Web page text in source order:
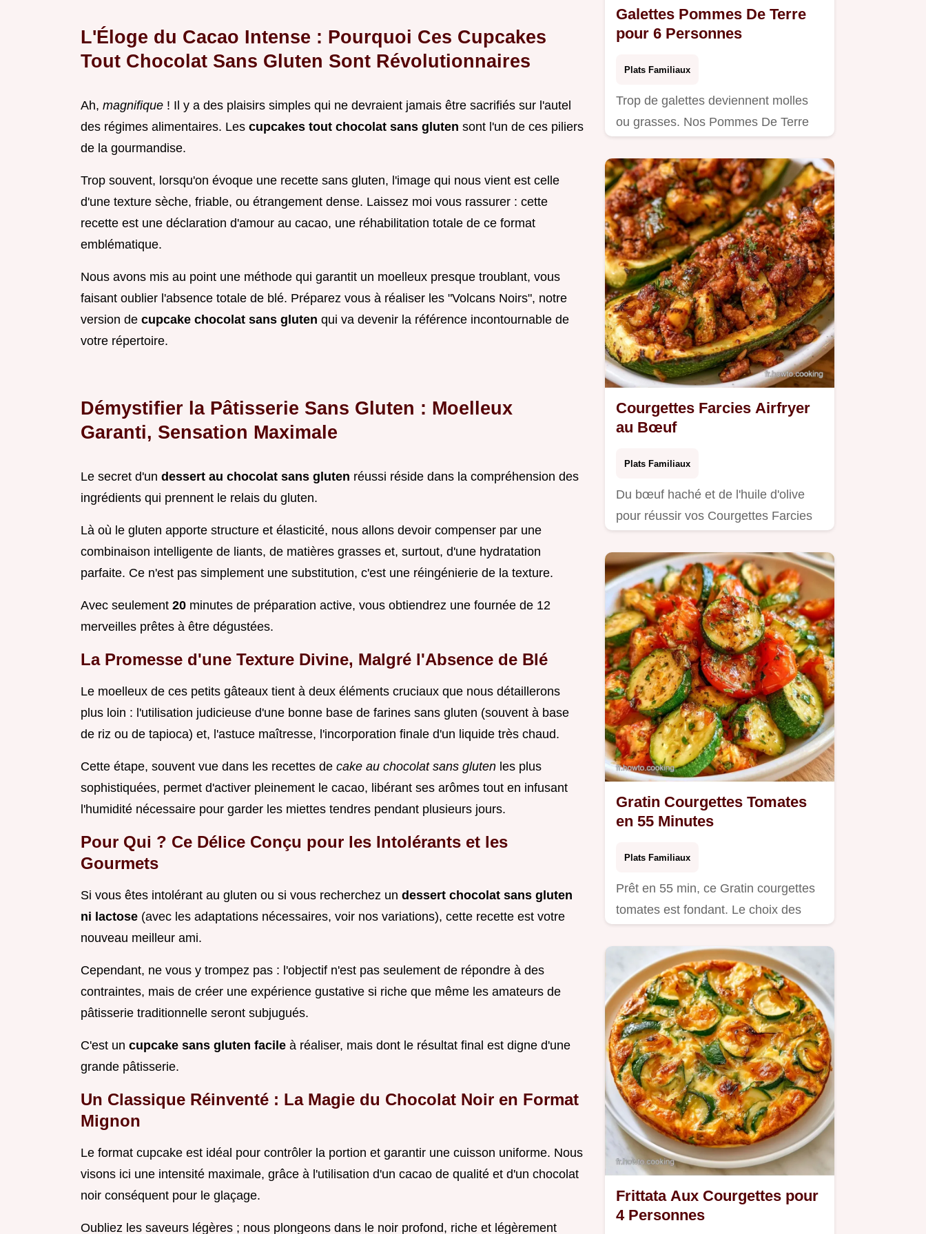
L'Éloge du Cacao Intense : Pourquoi Ces Cupcakes
Tout Chocolat Sans Gluten Sont Révolutionnaires
Ah, magnifique ! Il y a des plaisirs simples qui ne devraient jamais être sacrifiés sur l'autel
des régimes alimentaires. Les cupcakes tout chocolat sans gluten sont l'un de ces piliers
de la gourmandise.
Trop souvent, lorsqu'on évoque une recette sans gluten, l'image qui nous vient est celle
d'une texture sèche, friable, ou étrangement dense. Laissez moi vous rassurer : cette
recette est une déclaration d'amour au cacao, une réhabilitation totale de ce format
emblématique.
Nous avons mis au point une méthode qui garantit un moelleux presque troublant, vous
faisant oublier l'absence totale de blé. Préparez vous à réaliser les "Volcans Noirs", notre
version de cupcake chocolat sans gluten qui va devenir la référence incontournable de
votre répertoire.
Démystifier la Pâtisserie Sans Gluten : Moelleux
Garanti, Sensation Maximale
Le secret d'un dessert au chocolat sans gluten réussi réside dans la compréhension des
ingrédients qui prennent le relais du gluten.
Là où le gluten apporte structure et élasticité, nous allons devoir compenser par une
combinaison intelligente de liants, de matières grasses et, surtout, d'une hydratation
parfaite. Ce n'est pas simplement une substitution, c'est une réingénierie de la texture.
Avec seulement 20 minutes de préparation active, vous obtiendrez une fournée de 12
merveilles prêtes à être dégustées.
La Promesse d'une Texture Divine, Malgré l'Absence de Blé
Le moelleux de ces petits gâteaux tient à deux éléments cruciaux que nous détaillerons
plus loin : l'utilisation judicieuse d'une bonne base de farines sans gluten (souvent à base
de riz ou de tapioca) et, l'astuce maîtresse, l'incorporation finale d'un liquide très chaud.
Cette étape, souvent vue dans les recettes de cake au chocolat sans gluten les plus
sophistiquées, permet d'activer pleinement le cacao, libérant ses arômes tout en infusant
l'humidité nécessaire pour garder les miettes tendres pendant plusieurs jours.
Pour Qui ? Ce Délice Conçu pour les Intolérants et les
Gourmets
Si vous êtes intolérant au gluten ou si vous recherchez un dessert chocolat sans gluten
ni lactose (avec les adaptations nécessaires, voir nos variations), cette recette est votre
nouveau meilleur ami.
Cependant, ne vous y trompez pas : l'objectif n'est pas seulement de répondre à des
contraintes, mais de créer une expérience gustative si riche que même les amateurs de
pâtisserie traditionnelle seront subjugués.
C'est un cupcake sans gluten facile à réaliser, mais dont le résultat final est digne d'une
grande pâtisserie.
Un Classique Réinventé : La Magie du Chocolat Noir en Format
Mignon
Le format cupcake est idéal pour contrôler la portion et garantir une cuisson uniforme. Nous
visons ici une intensité maximale, grâce à l'utilisation d'un cacao de qualité et d'un chocolat
noir conséquent pour le glaçage.
Oubliez les saveurs légères ; nous plongeons dans le noir profond, riche et légèrement
Galettes Pommes De Terre
pour 6 Personnes
Plats Familiaux
Trop de galettes deviennent molles
ou grasses. Nos Pommes De Terre
Courgettes Farcies Airfryer
au Bœuf
Plats Familiaux
Du bœuf haché et de l'huile d'olive
pour réussir vos Courgettes Farcies
Gratin Courgettes Tomates
en 55 Minutes
Plats Familiaux
Prêt en 55 min, ce Gratin courgettes
tomates est fondant. Le choix des
Frittata Aux Courgettes pour
4 Personnes